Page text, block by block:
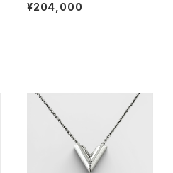
ク サンド XL
¥204,000